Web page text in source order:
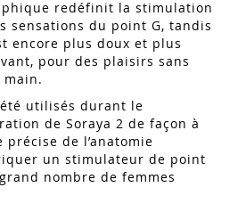
redéfinit la stimulation
sensations du point G, tandis
encore plus doux et plus
pour des plaisirs sans
utilisés durant le
de Soraya 2 de façon à
de l’anatomie
un stimulateur de point
nombre de femmes